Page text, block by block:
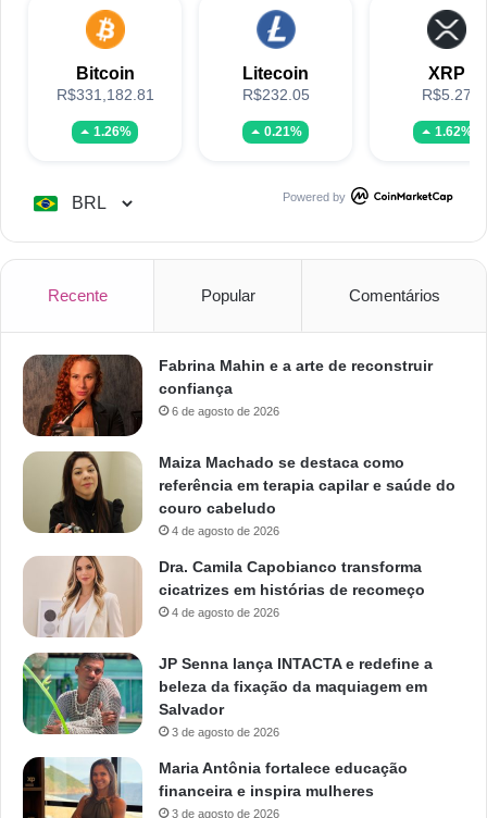
Bitcoin
R$331,182.81
1.26%
Litecoin
R$232.05
0.21%
XRP
R$5.27
1.62%
Powered by
Recente Popular Comentários
Fabrina Mahin e a arte de reconstruir
confiança
6 de agosto de 2026
Maiza Machado se destaca como
referência em terapia capilar e saúde do
couro cabeludo
4 de agosto de 2026
Dra. Camila Capobianco transforma
cicatrizes em histórias de recomeço
4 de agosto de 2026
JP Senna lança INTACTA e redefine a
beleza da fixação da maquiagem em
Salvador
3 de agosto de 2026
Maria Antônia fortalece educação
financeira e inspira mulheres
3 de agosto de 2026